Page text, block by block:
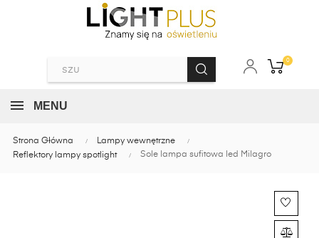
0
MENU
Strona Główna
Lampy wewnętrzne
Reflektory lampy spotlight
Sole lampa sufitowa led Milagro